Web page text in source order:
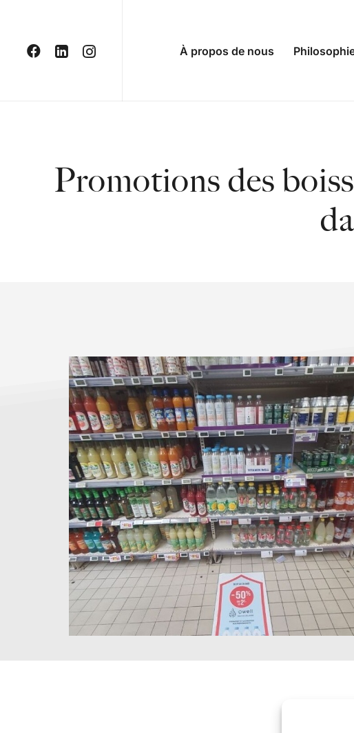
À propos de nous
Promotions des